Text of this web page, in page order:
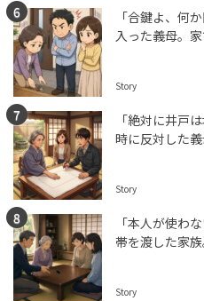
「合鍵よ、何
入った義母。
Story
「絶対に井戸
時に反対した
Story
「本人が使わ
帯を渡した家
Story